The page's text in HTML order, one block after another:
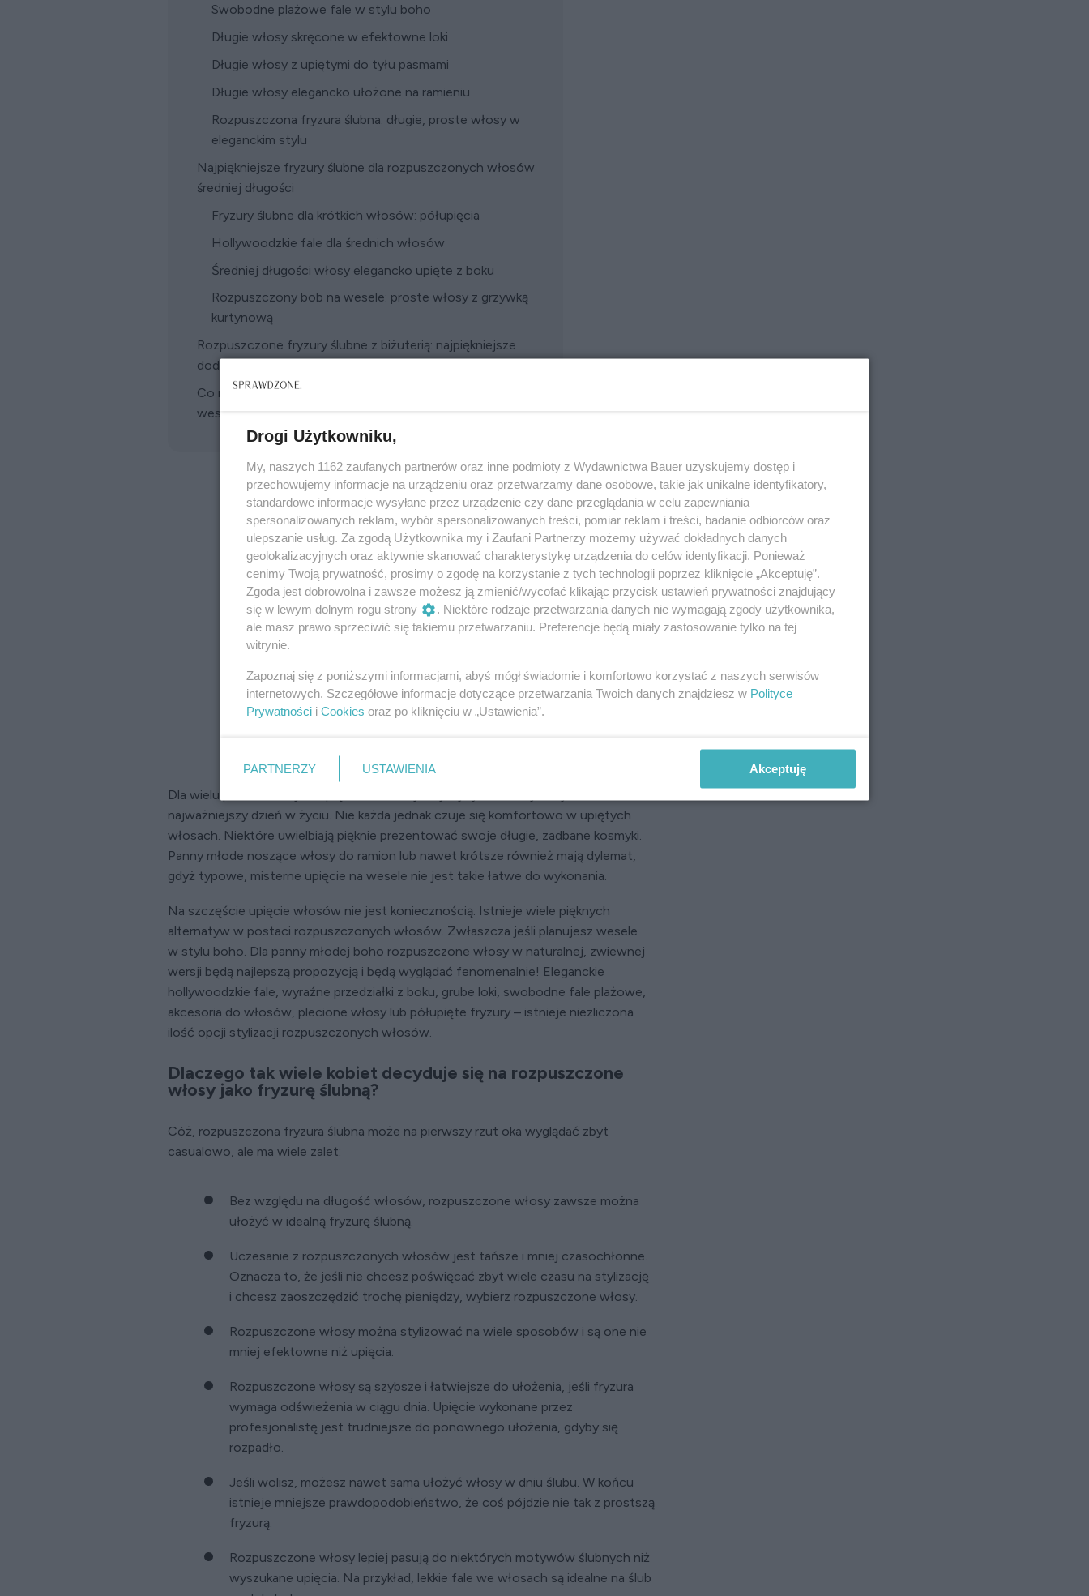
Swobodne plażowe fale w stylu boho
Długie włosy skręcone w efektowne loki
Długie włosy z upiętymi do tyłu pasmami
Długie włosy elegancko ułożone na ramieniu
Rozpuszczona fryzura ślubna: długie, proste włosy w
eleganckim stylu
Najpiękniejsze fryzury ślubne dla rozpuszczonych włosów
średniej długości
Fryzury ślubne dla krótkich włosów: półupięcia
Hollywoodzkie fale dla średnich włosów
Średniej długości włosy elegancko upięte z boku
Rozpuszczony bob na wesele: proste włosy z grzywką
kurtynową
Rozpuszczone fryzury ślubne z biżuterią: najpiękniejsze
dodatki do fryzury ślubnej
Co robić, by rozpuszczona fryzura przetrwała cały dzień na
weselu: najważniejsze wskazówki
Dla wielu panien młodych upięcie włosów jest jedynym słusznym wyborem na ten
najważniejszy dzień w życiu. Nie każda jednak czuje się komfortowo w upiętych
włosach. Niektóre uwielbiają pięknie prezentować swoje długie, zadbane kosmyki.
Panny młode noszące włosy do ramion lub nawet krótsze również mają dylemat,
gdyż typowe, misterne upięcie na wesele nie jest takie łatwe do wykonania.
Na szczęście upięcie włosów nie jest koniecznością. Istnieje wiele pięknych
alternatyw w postaci rozpuszczonych włosów. Zwłaszcza jeśli planujesz wesele
w stylu boho. Dla panny młodej boho rozpuszczone włosy w naturalnej, zwiewnej
wersji będą najlepszą propozycją i będą wyglądać fenomenalnie! Eleganckie
hollywoodzkie fale, wyraźne przedziałki z boku, grube loki, swobodne fale plażowe,
akcesoria do włosów, plecione włosy lub półupięte fryzury – istnieje niezliczona
ilość opcji stylizacji rozpuszczonych włosów.
Dlaczego tak wiele kobiet decyduje się na rozpuszczone
włosy jako fryzurę ślubną?
Cóż, rozpuszczona fryzura ślubna może na pierwszy rzut oka wyglądać zbyt
casualowo, ale ma wiele zalet:
Bez względu na długość włosów, rozpuszczone włosy zawsze można
ułożyć w idealną fryzurę ślubną.
Uczesanie z rozpuszczonych włosów jest tańsze i mniej czasochłonne.
Oznacza to, że jeśli nie chcesz poświęcać zbyt wiele czasu na stylizację
i chcesz zaoszczędzić trochę pieniędzy, wybierz rozpuszczone włosy.
Rozpuszczone włosy można stylizować na wiele sposobów i są one nie
mniej efektowne niż upięcia.
Rozpuszczone włosy są szybsze i łatwiejsze do ułożenia, jeśli fryzura
wymaga odświeżenia w ciągu dnia. Upięcie wykonane przez
profesjonalistę jest trudniejsze do ponownego ułożenia, gdyby się
rozpadło.
Jeśli wolisz, możesz nawet sama ułożyć włosy w dniu ślubu. W końcu
istnieje mniejsze prawdopodobieństwo, że coś pójdzie nie tak z prostszą
fryzurą.
Rozpuszczone włosy lepiej pasują do niektórych motywów ślubnych niż
wyszukane upięcia. Na przykład, lekkie fale we włosach są idealne na ślub
Drogi Użytkowniku,
My, naszych 1162 zaufanych partnerów oraz inne podmioty z Wydawnictwa Bauer uzyskujemy dostęp i
przechowujemy informacje na urządzeniu oraz przetwarzamy dane osobowe, takie jak unikalne identyfikatory,
standardowe informacje wysyłane przez urządzenie czy dane przeglądania w celu zapewniania
spersonalizowanych reklam, wybór spersonalizowanych treści, pomiar reklam i treści, badanie odbiorców oraz
ulepszanie usług. Za zgodą Użytkownika my i Zaufani Partnerzy możemy używać dokładnych danych
geolokalizacyjnych oraz aktywnie skanować charakterystykę urządzenia do celów identyfikacji. Ponieważ
cenimy Twoją prywatność, prosimy o zgodę na korzystanie z tych technologii poprzez kliknięcie „Akceptuję”.
Zgoda jest dobrowolna i zawsze możesz ją zmienić/wycofać klikając przycisk ustawień prywatności znajdujący
się w lewym dolnym rogu strony
. Niektóre rodzaje przetwarzania danych nie wymagają zgody użytkownika,
ale masz prawo sprzeciwić się takiemu przetwarzaniu. Preferencje będą miały zastosowanie tylko na tej
witrynie.
Zapoznaj się z poniższymi informacjami, abyś mógł świadomie i komfortowo korzystać z naszych serwisów
internetowych. Szczegółowe informacje dotyczące przetwarzania Twoich danych znajdziesz w Polityce
Prywatności i Cookies oraz po kliknięciu w „Ustawienia”.
PARTNERZY USTAWIENIA Akceptuję